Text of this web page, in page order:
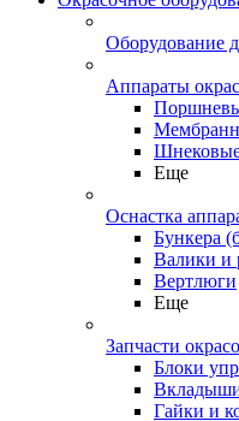
Оборудование
Аппараты
Еще
Оснастка
Бункера
Валики и
Вертлюги
Еще
Запчасти
Блоки
Гайки и